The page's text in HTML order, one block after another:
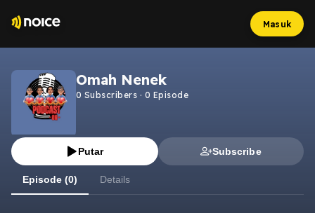
Masuk
Omah Nenek
0 Subscribers · 0 Episode
Putar Subscribe
Episode (0) Details